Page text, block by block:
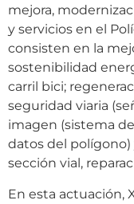
mejora,
y servicios en el
consisten en la
sostenibilidad
carril bici;
seguridad viaria
imagen (sistema
datos del polígono)
sección vial,
En esta actuación,